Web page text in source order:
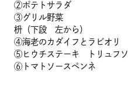
②ポテトサラダ
③グリル野菜
枡（下段 左から）
④海老のカダイフとラビオリ
⑤ヒウチステーキ トリュフソ
⑥トマトソースペンネ